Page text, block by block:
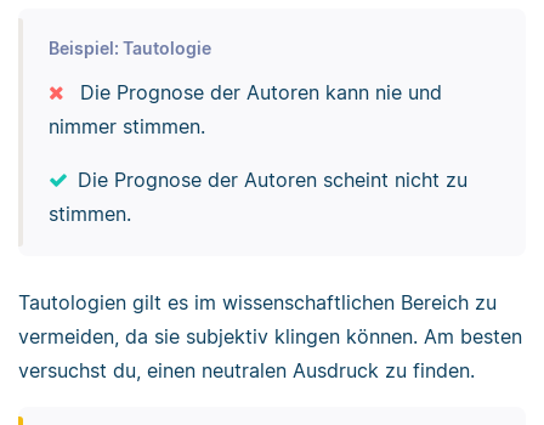
Beispiel: Tautologie
Die Prognose der Autoren kann nie und
nimmer stimmen.
Die Prognose der Autoren scheint nicht zu
stimmen.
Tautologien gilt es im wissenschaftlichen Bereich zu
vermeiden, da sie subjektiv klingen können. Am besten
versuchst du, einen neutralen Ausdruck zu finden.